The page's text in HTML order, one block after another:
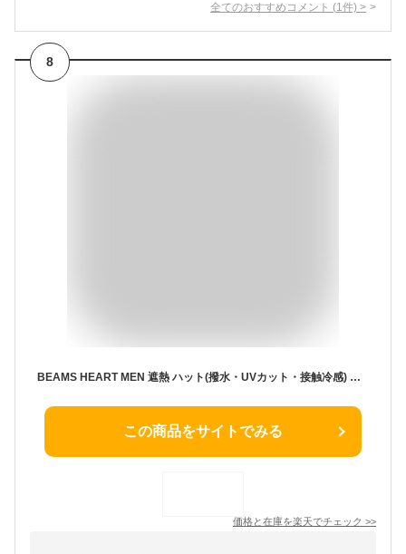
全てのおすすめコメント (1 件) >
8
BEAMS HEART MEN 遮熱 ハット(撥水・UVカット・接触冷感) フェス ビームス ハート 帽子 キャップ ブラック ネイビー【送料無料】
この商品をサイトでみる
価格と在庫を楽天でチェック >>